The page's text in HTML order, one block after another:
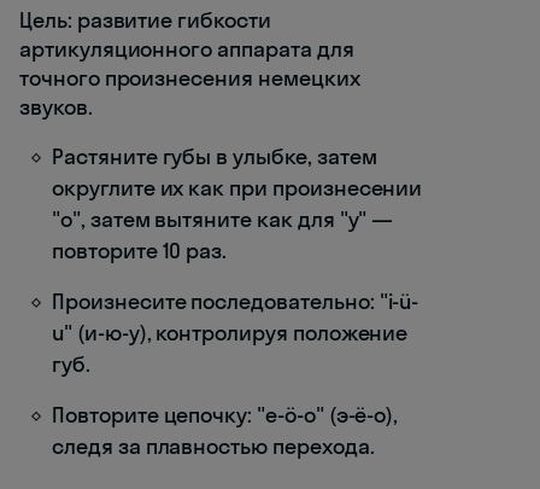
Цель: развитие гибкости
артикуляционного аппарата для
точного произнесения немецких
звуков.
Растяните губы в улыбке, затем
округлите их как при произнесении
"о", затем вытяните как для "у" —
повторите 10 раз.
Произнесите последовательно: "i-ü-
u" (и-ю-у), контролируя положение
губ.
Повторите цепочку: "e-ö-o" (э-ё-о),
следя за плавностью перехода.